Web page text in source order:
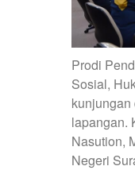
Prodi
Sosial,
kunjungan
lapangan.
Nasution,
Negeri